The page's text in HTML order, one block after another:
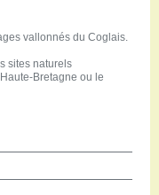
vallonnés du Coglais.
sites naturels
Bretagne ou le